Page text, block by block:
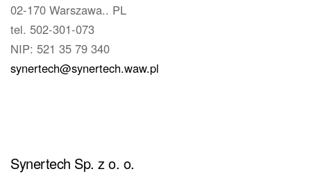
02-170 Warszawa.. PL
tel. 502-301-073
NIP: 521 35 79 340
synertech@synertech.waw.pl
Synertech Sp. z o. o.